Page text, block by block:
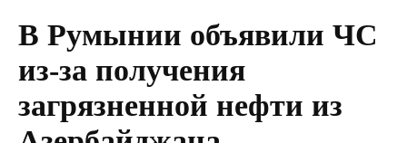
В Румынии объявили ЧС
из-за получения
загрязненной нефти из